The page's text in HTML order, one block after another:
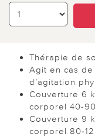
Thérapie de
Agit en cas
d’agitation
Couverture 6
corporel 40-
Couverture 9
corporel 80-